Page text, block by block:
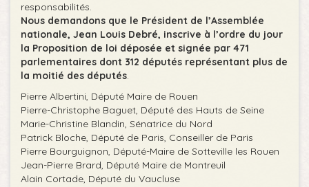
responsabilités.
Nous demandons que le Président de l’Assemblée
nationale, Jean Louis Debré, inscrive à l’ordre du jour
la Proposition de loi déposée et signée par 471
parlementaires dont 312 députés représentant plus de
la moitié des députés.
Pierre Albertini, Député Maire de Rouen
Pierre-Christophe Baguet, Député des Hauts de Seine
Marie-Christine Blandin, Sénatrice du Nord
Patrick Bloche, Député de Paris, Conseiller de Paris
Pierre Bourguignon, Député-Maire de Sotteville les Rouen
Jean-Pierre Brard, Député Maire de Montreuil
Alain Cortade, Député du Vaucluse